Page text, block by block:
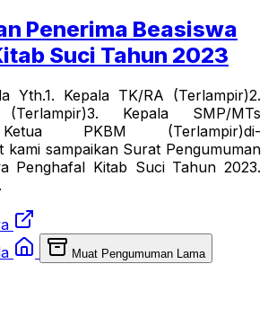
Penerima Beasiswa
Suci Tahun 2023
Yth.1. Kepala TK/RA (Terlampir)2.
Kepala SMP/MTs
PKBM (Terlampir)di-
kami sampaikan Surat Pengumuman
Penghafal Kitab Suci Tahun 2023.
Muat Pengumuman Lama